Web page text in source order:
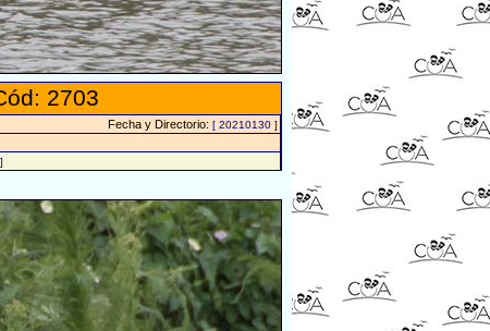
2703
Fecha y Directorio: [ 20210130 ]